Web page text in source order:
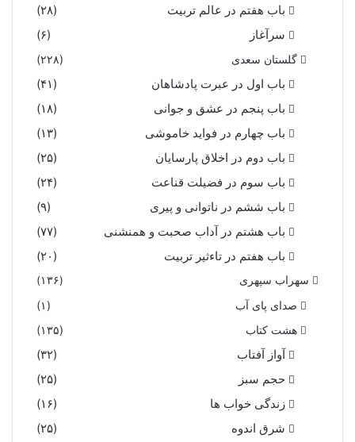
باب هفتم در عالم تربیت
(۲۸)
سرآغاز
(۶)
گلستان سعدی (۲۲۸)
باب اول در عبرت پادشاهان
(۴۱)
باب پنجم در عشق و جوانى
(۱۸)
باب چهارم در فواید خاموشى
(۱۳)
باب دوم در اخلاق پارسایان
(۲۵)
باب سوم در فضیلت قناعت
(۲۴)
باب ششم در ناتوانى و پیرى
(۹)
باب هشتم در آداب صحبت و همنشنى
(۷۷)
باب هفتم در تاءثیر تربیت
(۲۰)
سهراب سپهری (۱۳۶)
صدای پای آب
(۱)
هشت کتاب
(۱۳۵)
آواز آفتاب
(۳۲)
حجم سبز
(۲۵)
زندگی خواب ها
(۱۶)
شرق اندوه
(۲۵)